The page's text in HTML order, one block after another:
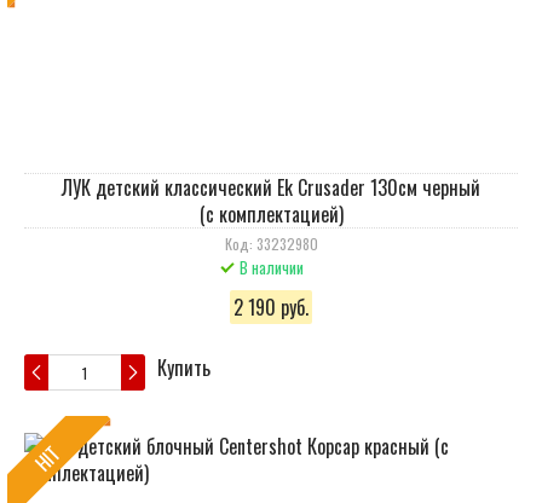
ЛУК детский классический Ek Crusader 130см черный
(с комплектацией)
Код: 33232980
В наличии
2 190 руб.
Купить
HIT